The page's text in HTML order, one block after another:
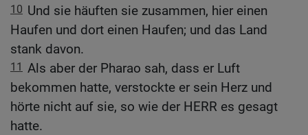
10 Und sie häuften sie zusammen, hier einen
Haufen und dort einen Haufen; und das Land
stank davon.
11 Als aber der Pharao sah, dass er Luft
bekommen hatte, verstockte er sein Herz und
hörte nicht auf sie, so wie der HERR es gesagt
hatte.